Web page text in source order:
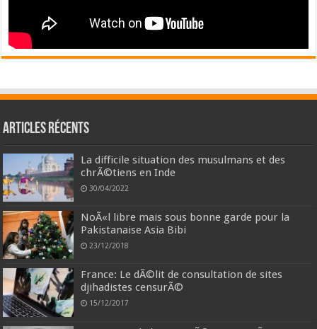
Articles récents
La difficile situation des musulmans et des
chrÃ©tiens en Inde
30/04/2022
NoÃ«l libre mais sous bonne garde pour la
Pakistanaise Asia Bibi
23/12/2018
France: Le dÃ©lit de consultation de sites
djihadistes censurÃ©
15/12/2017